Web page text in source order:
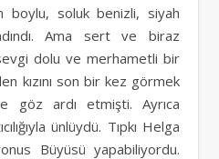
boylu, soluk benizli, siyah
Ama sert ve biraz
dolu ve merhametli bir
kızını son bir kez görmek
göz ardı etmişti. Ayrıca
ünlüydü. Tıpkı Helga
Büyüsü yapabiliyordu.